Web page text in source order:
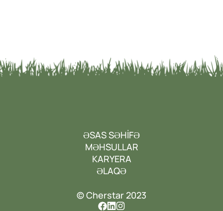
ƏSAS SƏHİFƏ
MƏHSULLAR
KARYERA
ƏLAQƏ
© Cherstar 2023